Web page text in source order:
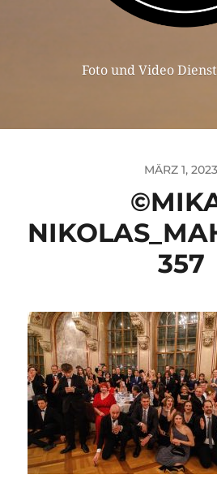
Foto und Video
MÄRZ 1, 2023
357